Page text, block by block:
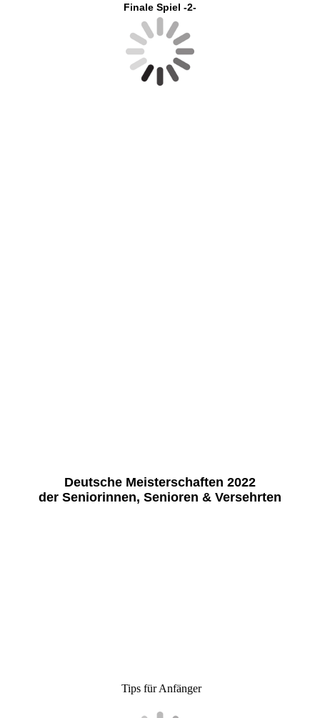
Finale Spiel -2-
Deutsche Meisterschaften 2022
der Seniorinnen, Senioren & Versehrten
Tips für Anfänger